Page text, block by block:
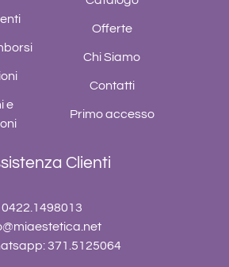
e
Offerte
Chi Siamo
Contatti
Primo accesso
Clienti
0422.1498013
371.5125064